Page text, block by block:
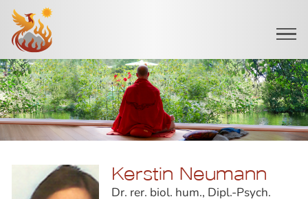
Startseite
Kerstin Neumann
Dr. rer. biol. hum., Dipl.-Psych.